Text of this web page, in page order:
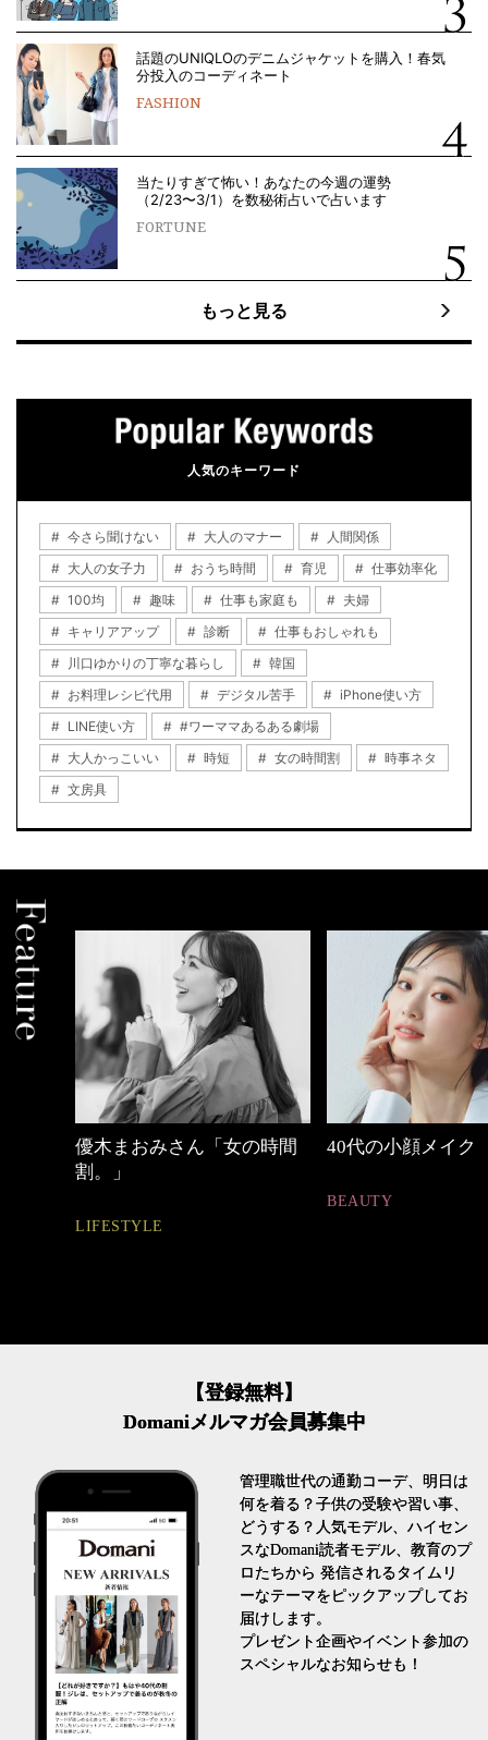
話題のUNIQLOのデニムジャケットを購入！春気
分投入のコーディネート
FASHION
当たりすぎて怖い！あなたの今週の運勢
（2/23〜3/1）を数秘術占いで占います
FORTUNE
もっと見る
人気のキーワード
今さら聞けない 大人のマナー
人間関係
大人の女子力
おうち時間 育児
仕事効率化
100均
趣味 仕事も家庭も
夫婦
キャリアアップ
診断
仕事もおしゃれも
川口ゆかりの丁寧な暮らし
韓国
お料理レシピ代用
デジタル苦手
iPhone使い方
LINE使い方
#ワーママあるある劇場
大人かっこいい
時短 女の時間割
時事ネタ
文房具
40代の小顔メイク
心地よくいられる
【登録無料】
Domaniメルマガ会員募集中
管理職世代の通勤コーデ、明日は
何を着る？子供の受験や習い事、
どうする？人気モデル、ハイセン
スなDomani読者モデル、教育のプ
ロたちから 発信されるタイムリ
ーなテーマをピックアップしてお
届けします。
プレゼント企画やイベント参加の
スペシャルなお知らせも！